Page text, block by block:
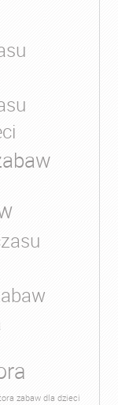
zabaw dla dzieci